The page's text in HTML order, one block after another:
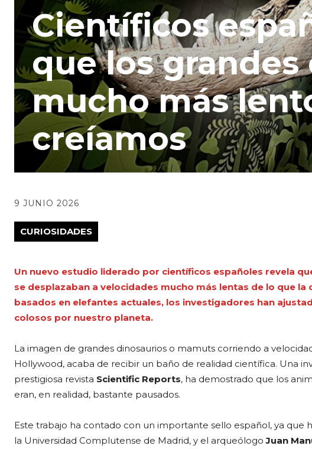
Científicos
que los
mucho más
creíamos
9 JUNIO 2026
CURIOSIDADES
Un nuevo estudio liderado por científicos españoles revela
se desplazaban a velocidades mucho más lentas de lo que la
basados en elefantes actuales, los investigadores han
colosos por nuestro planeta.
La imagen de grandes dinosaurios o mamuts corriendo a
Hollywood, acaba de recibir un baño de realidad científica. Una
prestigiosa revista Scientific Reports, ha demostrado que los
eran, en realidad, bastante pausados.
Este trabajo ha contado con un importante sello español, ya que
la Universidad Complutense de Madrid, y el arqueólogoJuan